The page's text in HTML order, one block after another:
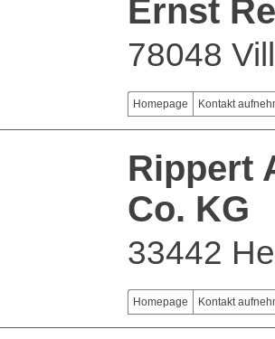
Ernst
78048
Homepage Kontakt
Rippert
Co. KG
33442
Homepage Kontakt